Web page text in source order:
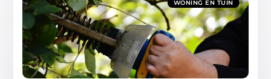
WONING EN TUIN